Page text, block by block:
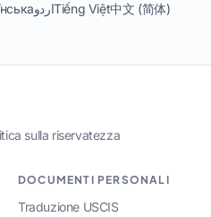
اردوTiếng Việt中文 (简体)
sulla riservatezza
DOCUMENTI PERSONALI
Traduzione USCIS